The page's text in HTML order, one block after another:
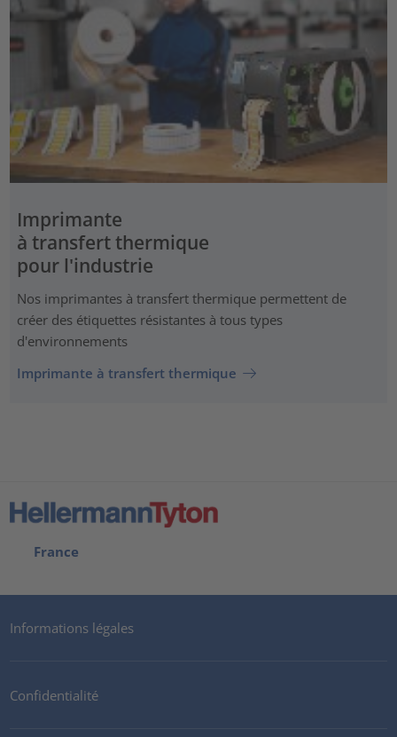
Imprimante
à transfert thermique
pour l'industrie
Nos imprimantes à transfert thermique permettent de
créer des étiquettes résistantes à tous types
d'environnements
Imprimante à transfert thermique
France
Informations légales
Confidentialité